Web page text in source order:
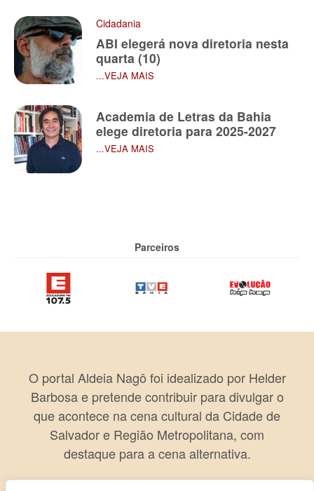
Cidadania
ABI elegerá nova diretoria nesta
quarta (10)
...VEJA MAIS
​Academia de Letras da Bahia
elege diretoria para 2025-2027
...VEJA MAIS
Parceiros
O portal Aldeia Nagô foi idealizado por Helder
Barbosa e pretende contribuir para divulgar o
que acontece na cena cultural da Cidade de
Salvador e Região Metropolitana, com
destaque para a cena alternativa.